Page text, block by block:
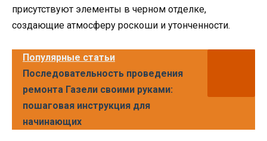
присутствуют элементы в черном отделке,
создающие атмосферу роскоши и утонченности.
Популярные статьи
Последовательность проведения
ремонта Газели своими руками:
пошаговая инструкция для
начинающих